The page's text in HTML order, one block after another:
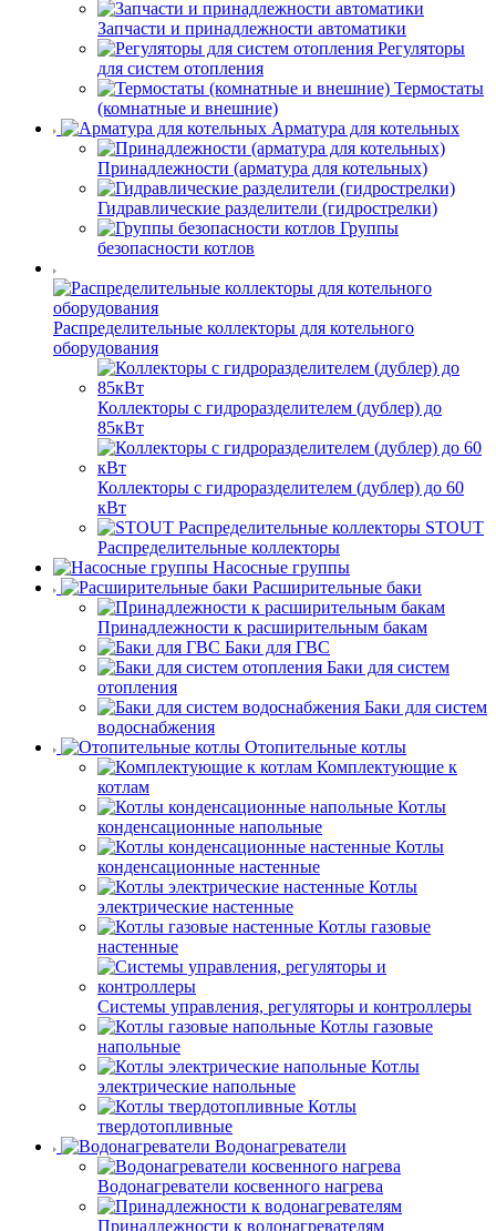
Запчасти и принадлежности автоматики
Регуляторы
для систем отопления
Термостаты
(комнатные и внешние)
Арматура для котельных
Принадлежности (арматура для котельных)
Гидравлические разделители (гидрострелки)
Группы
безопасности котлов
Распределительные коллекторы для котельного
оборудования
Коллекторы с гидроразделителем (дублер) до
85кВт
Коллекторы с гидроразделителем (дублер) до 60
кВт
STOUT
Распределительные коллекторы
Насосные группы
Расширительные баки
Принадлежности к расширительным бакам
Баки для ГВС
Баки для систем
отопления
Баки для систем
водоснабжения
Отопительные котлы
Комплектующие к
котлам
Котлы
конденсационные напольные
Котлы
конденсационные настенные
Котлы
электрические настенные
Котлы газовые
настенные
Системы управления, регуляторы и контроллеры
Котлы газовые
напольные
Котлы
электрические напольные
Котлы
твердотопливные
Водонагреватели
Водонагреватели косвенного нагрева
Принадлежности к водонагревателям